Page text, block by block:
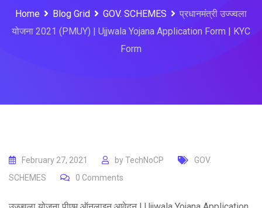
Home Blog Grid GOV. SCHEMES
प्रधानमंत्री उज्ज्वला
योजना 2021 (PMUY) | Ujjwala Yojana Application Form | KYC
Form
February 27, 2021 byTechNoCP
GOV.
SCHEMES
0 Comments